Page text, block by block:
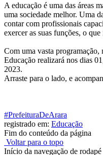
A educação é uma das áreas
uma sociedade melhor. Uma
contar com profissionais
exercer as suas funções, o
Com uma vasta
Educação realizará nos dias
2023.
Arraste para o lado, e
#PrefeituraDeArara
registrado em: Educação
Fim do conteúdo da página
Voltar para o topo
Início da navegação de rodapé